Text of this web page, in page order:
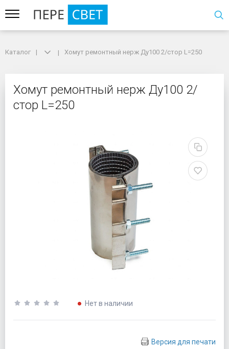
Хомут ремонтный нерж Ду100 2/стор L=250
Каталог Хомут ремонтный нерж Ду100 2/стор L=250
Хомут ремонтный нерж Ду100 2/
стор L=250
Нет в наличии
Версия для печати